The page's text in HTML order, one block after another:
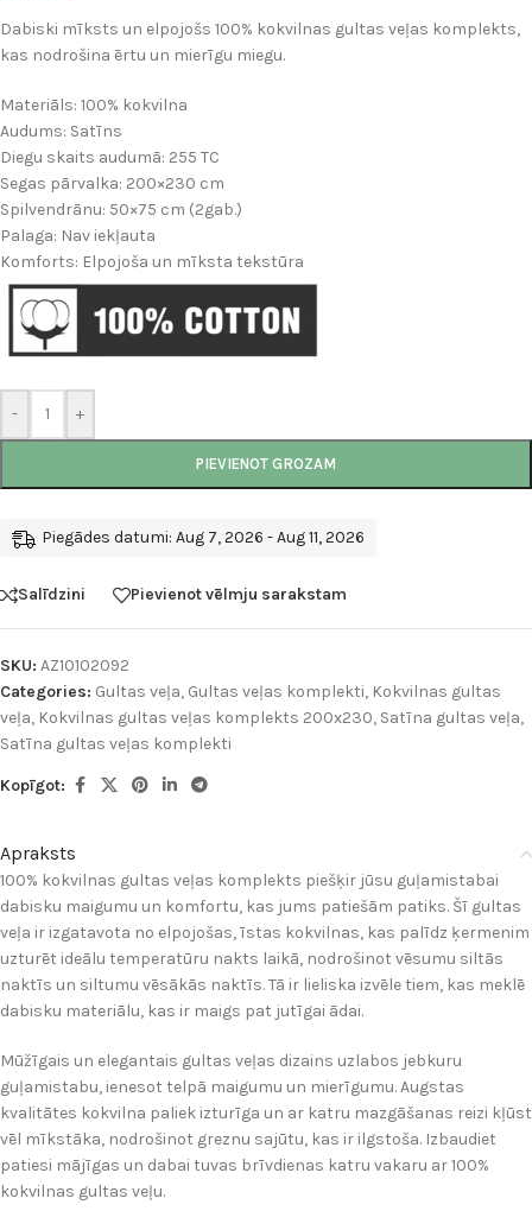
Dabiski mīksts un elpojošs 100% kokvilnas gultas veļas komplekts,
kas nodrošina ērtu un mierīgu miegu.
Materiāls: 100% kokvilna
Audums: Satīns
Diegu skaits audumā: 255 TC
Segas pārvalka: 200×230 cm
Spilvendrānu: 50×75 cm (2gab.)
Palaga: Nav iekļauta
Komforts: Elpojoša un mīksta tekstūra
- +
PIEVIENOT GROZAM
Piegādes datumi: Aug 7, 2026 - Aug 11, 2026
Salīdzini Pievienot vēlmju sarakstam
SKU: AZ10102092
Categories: Gultas veļa, Gultas veļas komplekti, Kokvilnas gultas
veļa, Kokvilnas gultas veļas komplekts 200x230, Satīna gultas veļa,
Satīna gultas veļas komplekti
Kopīgot:
Apraksts
100% kokvilnas gultas veļas komplekts piešķir jūsu guļamistabai
dabisku maigumu un komfortu, kas jums patiešām patiks. Šī gultas
veļa ir izgatavota no elpojošas, īstas kokvilnas, kas palīdz ķermenim
uzturēt ideālu temperatūru nakts laikā, nodrošinot vēsumu siltās
naktīs un siltumu vēsākās naktīs. Tā ir lieliska izvēle tiem, kas meklē
dabisku materiālu, kas ir maigs pat jutīgai ādai.
Mūžīgais un elegantais gultas veļas dizains uzlabos jebkuru
guļamistabu, ienesot telpā maigumu un mierīgumu. Augstas
kvalitātes kokvilna paliek izturīga un ar katru mazgāšanas reizi kļūst
vēl mīkstāka, nodrošinot greznu sajūtu, kas ir ilgstoša. Izbaudiet
patiesi mājīgas un dabai tuvas brīvdienas katru vakaru ar 100%
kokvilnas gultas veļu.